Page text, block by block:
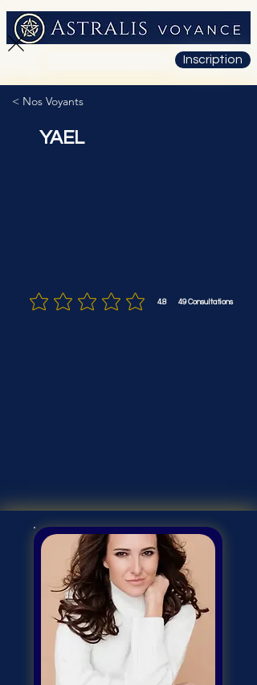
Inscription
< Nos Voyants
YAEL
4.8 49 Consultations
la note moyenne est 4.8 sur 5,